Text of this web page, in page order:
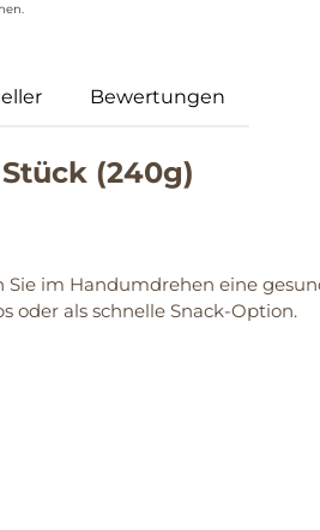
Bewertungen
(240g)
Sie im Handumdrehen eine
oder als schnelle Snack-Option.